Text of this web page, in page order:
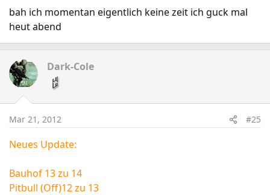
bah ich momentan eigentlich keine zeit ich guck mal
heut abend
Dark-Cole
Mar 21, 2012 #25
Neues Update:
Bauhof 13 zu 14
Pitbull (Off)12 zu 13